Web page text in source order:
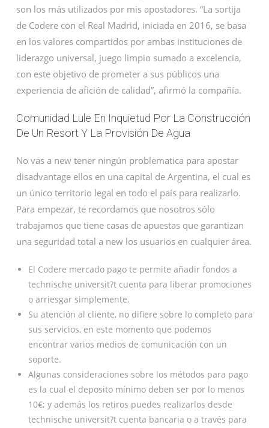
son los más utilizados por mis apostadores. “La sortija
de Codere con el Real Madrid, iniciada en 2016, se basa
en los valores compartidos por ambas instituciones de
liderazgo universal, juego limpio sumado a excelencia,
con este objetivo de prometer a sus públicos una
experiencia de afición de calidad”, afirmó la compañía.
Comunidad Lule En Inquietud Por La Construcción
De Un Resort Y La Provisión De Agua
No vas a new tener ningún problematica para apostar
disadvantage ellos en una capital de Argentina, el cual es
un único territorio legal en todo el país para realizarlo.
Para empezar, te recordamos que nosotros sólo
trabajamos que tiene casas de apuestas que garantizan
una seguridad total a new los usuarios en cualquier área.
El Codere mercado pago te permite añadir fondos a
technische universit?t cuenta para liberar promociones
o arriesgar simplemente.
Su atención al cliente, no difiere sobre lo completo para
sus servicios, en este momento que podemos
encontrar varios medios de comunicación con un
soporte.
Algunas consideraciones sobre los métodos para pago
es la cual el deposito mínimo deben ser por lo menos
10€; y además los retiros puedes realizarlos desde
technische universit?t cuenta bancaria o a través para